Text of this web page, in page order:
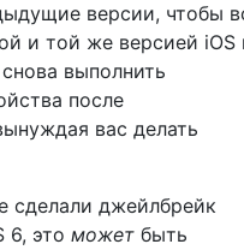
версии, чтобы
и той же версией iOS
выполнить
после
вас делать
сделали джейлбрейк
6, это может быть